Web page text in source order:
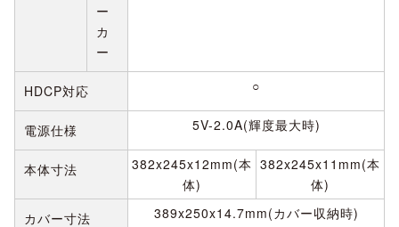
ー
カ
ー
HDCP対応 ○
電源仕様 5V-2.0A(輝度最大時)
本体寸法
382x245x12mm(本
体)
382x245x11mm(本
体)
カバー寸法
389x250x14.7mm(カバー収納時)